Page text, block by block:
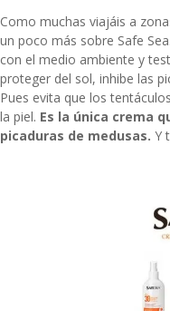
Como muchas viajáis a
un poco más sobre Safe
con el medio ambiente y
proteger del sol, inhibe las
Pues evita que los
la piel. Es la única crema
picaduras de medusas. Y